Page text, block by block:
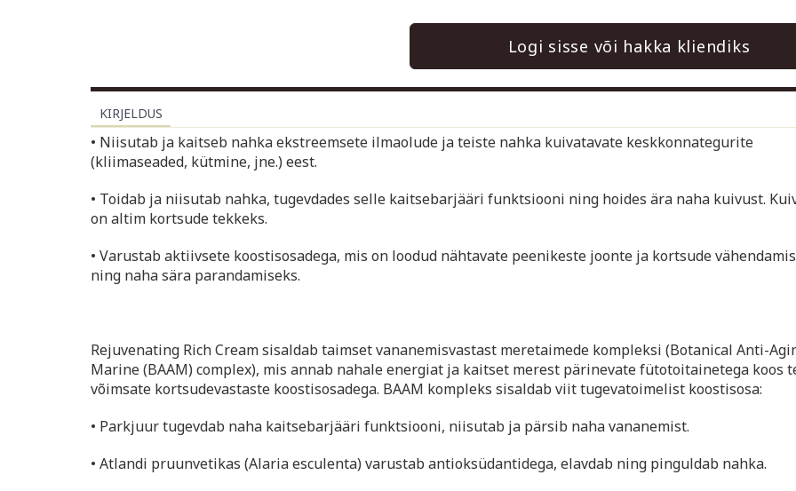
Logi sisse või hakka kliendiks
KIRJELDUS
• Niisutab ja kaitseb nahka ekstreemsete ilmaolude ja teiste nahka kuivatavate keskkonnategurite
(kliimaseaded, kütmine, jne.) eest.
• Toidab ja niisutab nahka, tugevdades selle kaitsebarjääri funktsiooni ning hoides ära naha kuivust.
on altim kortsude tekkeks.
• Varustab aktiivsete koostisosadega, mis on loodud nähtavate peenikeste joonte ja kortsude
ning naha sära parandamiseks.
Rejuvenating Rich Cream sisaldab taimset vananemisvastast meretaimede kompleksi (Botanical Anti-
Marine (BAAM) complex), mis annab nahale energiat ja kaitset merest pärinevate fütotoitainetega koos
võimsate kortsudevastaste koostisosadega. BAAM kompleks sisaldab viit tugevatoimelist koostisosa:
• Parkjuur tugevdab naha kaitsebarjääri funktsiooni, niisutab ja pärsib naha vananemist.
• Atlandi pruunvetikas (Alaria esculenta) varustab antioksüdantidega, elavdab ning pinguldab nahka.